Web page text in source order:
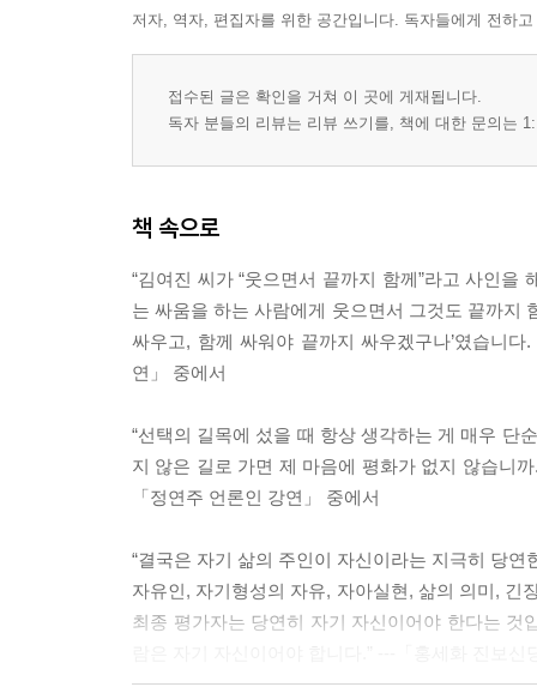
저자, 역자, 편집자를 위한 공간입니다. 독자들에게 전하
접수된 글은 확인을 거쳐 이 곳에 게재됩니다.
독자 분들의 리뷰는 리뷰 쓰기를, 책에 대한 문의는
책 속으로
“김여진 씨가 “웃으면서 끝까지 함께”라고 사인
는 싸움을 하는 사람에게 웃으면서 그것도 끝까지
싸우고, 함께 싸워야 끝까지 싸우겠구나’였습니
연」 중에서
“선택의 길목에 섰을 때 항상 생각하는 게 매우 단
지 않은 길로 가면 제 마음에 평화가 없지 않습니
「정연주 언론인 강연」 중에서
“결국은 자기 삶의 주인이 자신이라는 지극히 당
자유인, 자기형성의 자유, 자아실현, 삶의 의미, 긴
최종 평가자는 당연히 자기 자신이어야 한다는